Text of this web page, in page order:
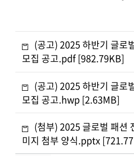
(공고) 2025 하반기 글로
모집 공고.pdf [982.79KB]
(공고) 2025 하반기 글로
모집 공고.hwp [2.63MB]
(첨부) 2025 글로벌 패션
미지 첨부 양식.pptx